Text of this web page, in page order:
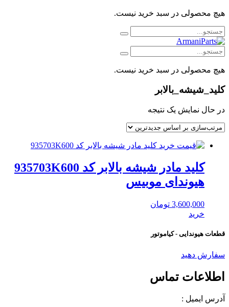
هیچ محصولی در سبد خرید نیست.
هیچ محصولی در سبد خرید نیست.
کلید_شیشه_بالابر
در حال نمایش یک نتیجه
کلید مادر شیشه بالابر کد 935703K600
هیوندای موبیس
3,600,000 تومان
خرید
قطعات هیوندایی - کیاموتور
سفارش دهید
اطلاعات تماس
آدرس ایمیل :